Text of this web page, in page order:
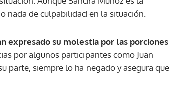
nada de culpabilidad en la situación.
expresado su molestia por las porciones
por algunos participantes como Juan
parte, siempre lo ha negado y asegura que